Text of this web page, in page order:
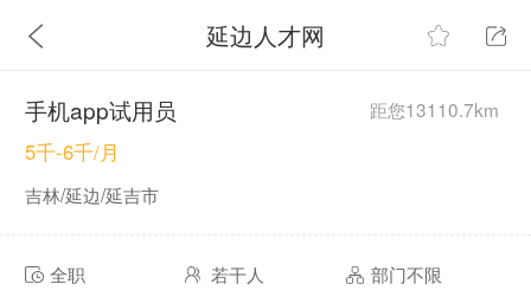
延边人才网
手机app试用员 距您13110.7km
5千-6千/月
吉林/延边/延吉市
全职 若干人
部门不限